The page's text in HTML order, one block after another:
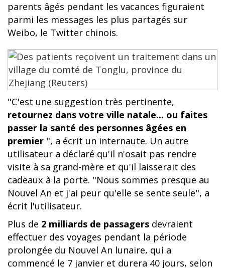
parents âgés pendant les vacances figuraient
parmi les messages les plus partagés sur
Weibo, le Twitter chinois.
"C'est une suggestion très pertinente,
retournez dans votre ville natale... ou faites
passer la santé des personnes âgées en
premier ", a écrit un internaute. Un autre
utilisateur a déclaré qu'il n'osait pas rendre
visite à sa grand-mère et qu'il laisserait des
cadeaux à la porte. "Nous sommes presque au
Nouvel An et j'ai peur qu'elle se sente seule", a
écrit l'utilisateur.
Plus de 2 milliards de passagers devraient
effectuer des voyages pendant la période
prolongée du Nouvel An lunaire, qui a
commencé le 7 janvier et durera 40 jours, selon